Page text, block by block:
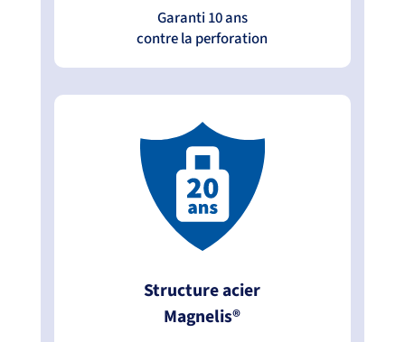
Garanti 10 ans
contre la perforation
Structure acier
Magnelis®